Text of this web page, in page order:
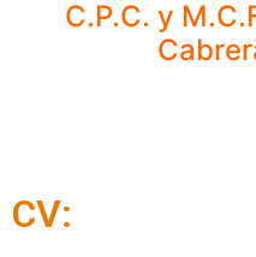
C.P.C. y
CV: